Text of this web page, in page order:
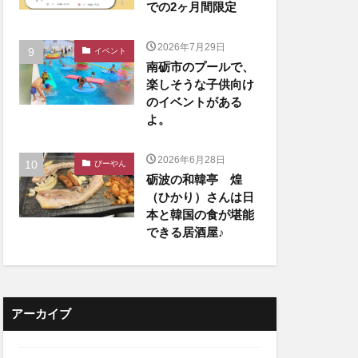
での2ヶ月間限定
イベント 2026年7月29日
南砺市のプールで、
楽しそうな子供向け
のイベントがある
よ。
びーやん 2026年6月28日
砺波の和韓亭 煌
（ひかり）さんは日
本と韓国の食が堪能
できる居酒屋♪
アーカイブ